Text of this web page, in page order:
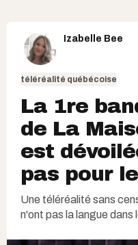
Izabelle Bee
téléréalité québécoise
La 1re
de La
est
pas pour
Une téléréalité sans
n'ont pas la langue dans